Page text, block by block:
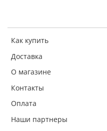
Как купить
Доставка
О магазине
Контакты
Оплата
Наши партнеры